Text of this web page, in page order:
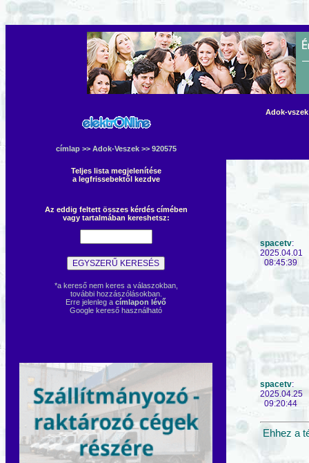
címlap>> Adok-Veszek>> 920575
Adok-
Teljes lista megjelenítése
a legfrissebektől kezdve
Az eddig feltett összes kérdés címében
vagy tartalmában kereshetsz:
*a kereső nem keres a válaszokban,
további hozzászólásokban.
Erre jelenleg a címlapon lévő
Google kereső használható
spacetv:
2025.04.01
08:45:39
spacetv:
2025.04.25
09:20:44
Ehhez a